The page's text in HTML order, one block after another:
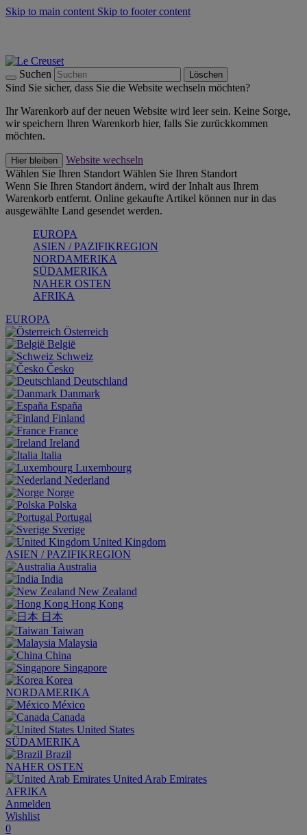
Skip to main content Skip to footer content
Suchen Löschen
Sind Sie sicher, dass Sie die Website wechseln möchten?
Ihr Warenkorb auf der neuen Website wird leer sein. Keine Sorge,
wir speichern Ihren Warenkorb hier, falls Sie zurückkommen
möchten.
Hier bleiben
Website wechseln
Wählen Sie Ihren Standort Wählen Sie Ihren Standort
Wenn Sie Ihren Standort ändern, wird der Inhalt aus Ihrem
Warenkorb entfernt. Online gekaufte Artikel können nur in das
ausgewählte Land gesendet werden.
EUROPA
ASIEN / PAZIFIKREGION
NORDAMERIKA
SÜDAMERIKA
NAHER OSTEN
AFRIKA
EUROPA
Österreich
België
Schweiz
Česko
Deutschland
Danmark
España
Finland
France
Ireland
Italia
Luxembourg
Nederland
Norge
Polska
Portugal
Sverige
United Kingdom
ASIEN / PAZIFIKREGION
Australia
India
New Zealand
Hong Kong
日本
Taiwan
Malaysia
China
Singapore
Korea
NORDAMERIKA
México
Canada
United States
SÜDAMERIKA
Brazil
NAHER OSTEN
United Arab Emirates
AFRIKA
Anmelden
Wishlist
0